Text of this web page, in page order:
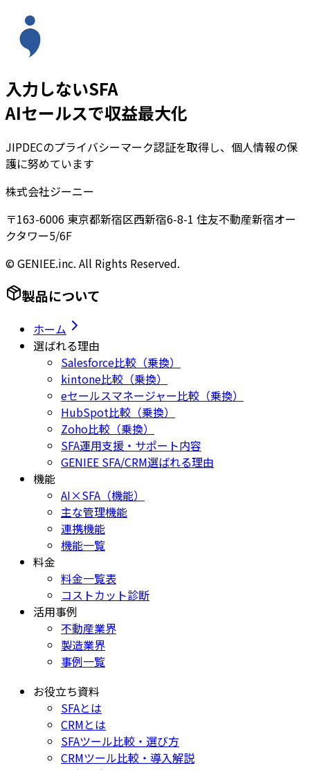
入力しないSFA
AIセールスで収益最大化
JIPDECのプライバシーマーク認証を取得し、個人情報の保
護に努めています
株式会社ジーニー
〒163-6006 東京都新宿区西新宿6-8-1 住友不動産新宿オー
クタワー5/6F
© GENIEE.inc. All Rights Reserved.
製品について
ホーム
選ばれる理由
Salesforce比較（乗換）
kintone比較（乗換）
eセールスマネージャー比較（乗換）
HubSpot比較（乗換）
Zoho比較（乗換）
SFA運用支援・サポート内容
GENIEE SFA/CRM選ばれる理由
機能
AI×SFA（機能）
主な管理機能
連携機能
機能一覧
料金
料金一覧表
コストカット診断
活用事例
不動産業界
製造業界
事例一覧
お役立ち資料
SFAとは
CRMとは
SFAツール比較・選び方
CRMツール比較・導入解説